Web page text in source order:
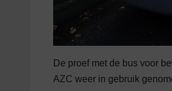
De proef met de bus voor
AZC weer in gebruik